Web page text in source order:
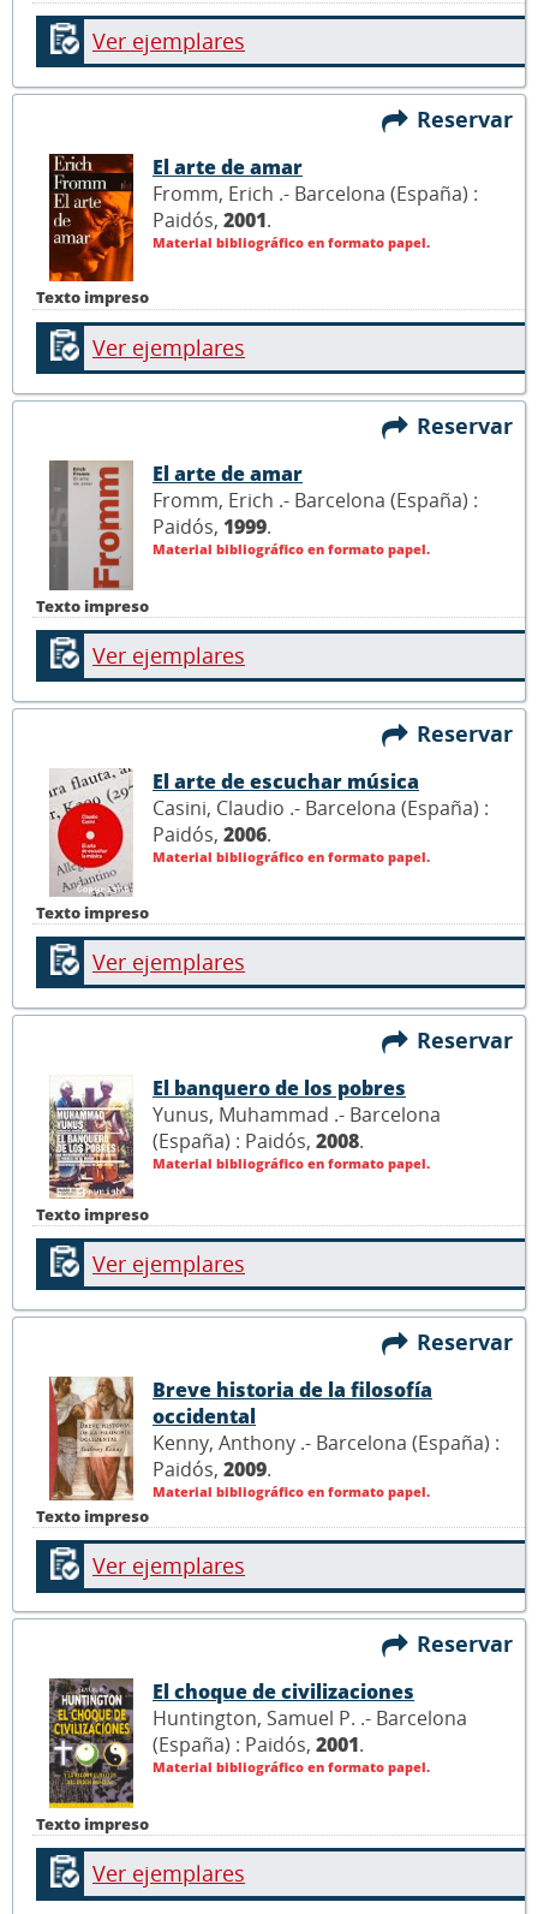
Ver ejemplares
Reservar
Texto impreso
El arte de amar
Fromm, Erich .- Barcelona (España) :
Paidós, 2001.
Material bibliográfico en formato papel.
Ver ejemplares
Reservar
Texto impreso
El arte de amar
Fromm, Erich .- Barcelona (España) :
Paidós, 1999.
Material bibliográfico en formato papel.
Ver ejemplares
Reservar
Texto impreso
El arte de escuchar música
Casini, Claudio .- Barcelona (España) :
Paidós, 2006.
Material bibliográfico en formato papel.
Ver ejemplares
Reservar
Texto impreso
El banquero de los pobres
Yunus, Muhammad .- Barcelona
(España) : Paidós, 2008.
Material bibliográfico en formato papel.
Ver ejemplares
Reservar
Texto impreso
Breve historia de la filosofía
occidental
Kenny, Anthony .- Barcelona (España) :
Paidós, 2009.
Material bibliográfico en formato papel.
Ver ejemplares
Reservar
Texto impreso
El choque de civilizaciones
Huntington, Samuel P. .- Barcelona
(España) : Paidós, 2001.
Material bibliográfico en formato papel.
Ver ejemplares